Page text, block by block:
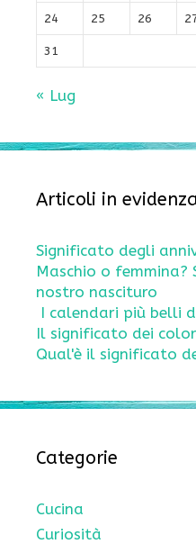
24 25 26
31
« Lug
Articoli in
Significato degli
Maschio o femmina?
nostro nascituro
I calendari più belli
Il significato dei
Qual'è il significato
Categorie
Cucina
Curiosità